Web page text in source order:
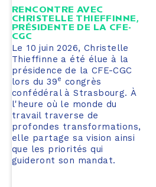
RENCONTRE AVEC
CHRISTELLE THIEFFINNE,
PRÉSIDENTE DE LA CFE-
CGC
Le 10 juin 2026, Christelle
Thieffinne a été élue à la
présidence de la CFE-CGC
lors du 39e congrès
confédéral à Strasbourg. À
l'heure où le monde du
travail traverse de
profondes transformations,
elle partage sa vision ainsi
que les priorités qui
guideront son mandat.